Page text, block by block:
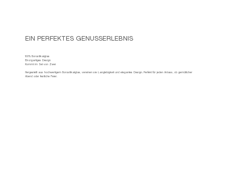
100% Borosilikatglas
Einzigartiges Design
Kommt im Set von Zwei
Hergestellt aus hochwertigem Borosilikatglas, vereinen sie Langlebigkeit und elegantes Design. Perfekt für jeden Anlass, ob gemütlicher
Abend oder festliche Feier.
EIN PERFEKTES GENUSSERLEBNIS